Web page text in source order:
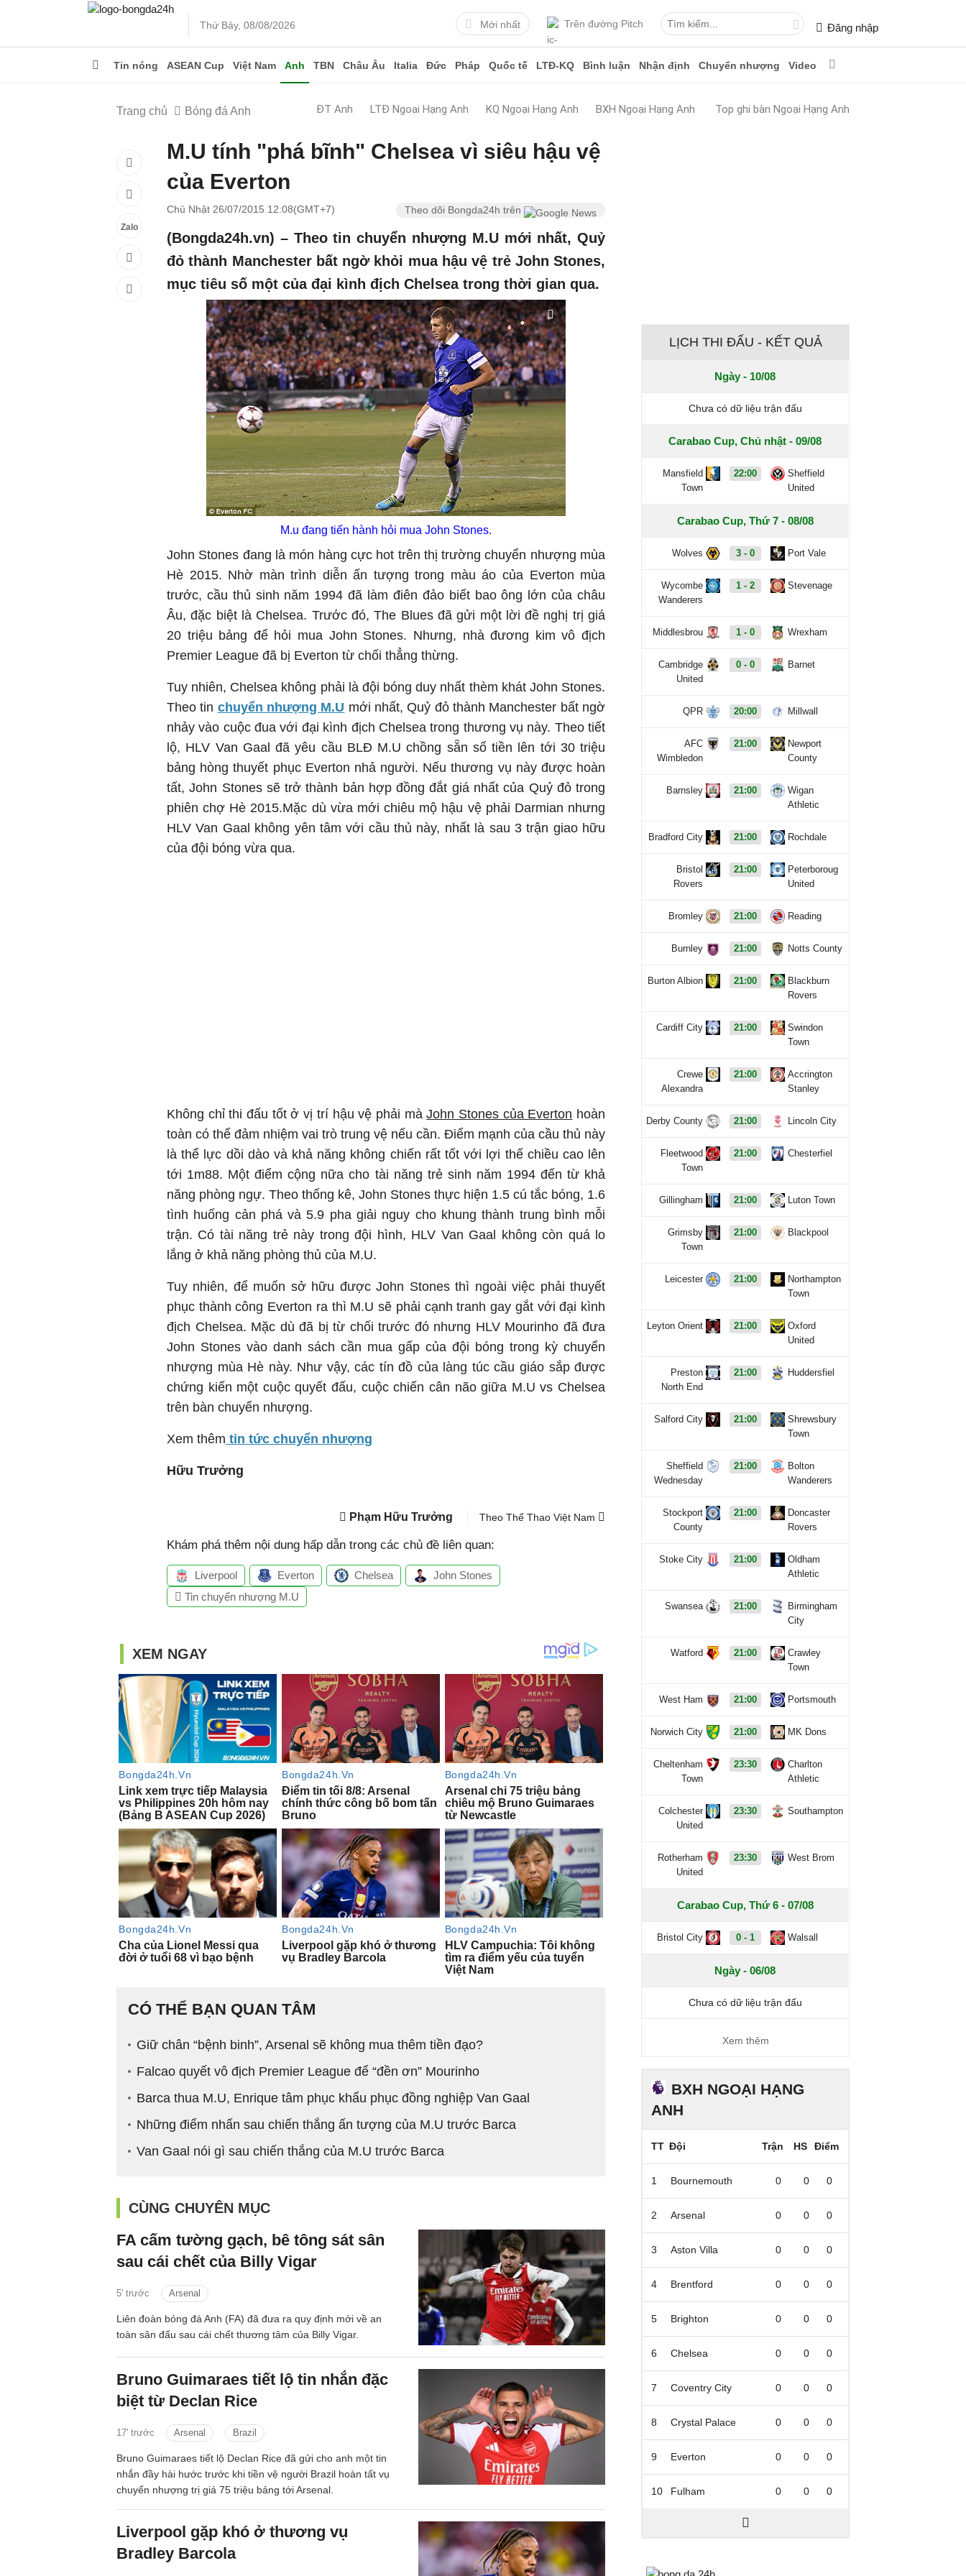
Thứ Bảy, 08/08/2026 Mới nhất Trên đường Pitch Đăng nhập
Tin nóng ASEAN Cup Việt Nam Anh TBN Châu Âu Italia Đức Pháp Quốc tế LTĐ-KQ Bình luận Nhận định Chuyển nhượng Video
Trang chủ Bóng đá Anh ĐT Anh LTĐ Ngoại Hạng Anh KQ Ngoại Hạng Anh BXH Ngoại Hạng Anh Top ghi bàn Ngoại Hạng Anh
Zalo
M.U tính "phá bĩnh" Chelsea vì siêu hậu vệ
của Everton
Chủ Nhật 26/07/2015 12:08(GMT+7) Theo dõi Bongda24h trên
(Bongda24h.vn) – Theo tin chuyển nhượng M.U mới nhất, Quỷ
đỏ thành Manchester bất ngờ khỏi mua hậu vệ trẻ John Stones,
mục tiêu số một của đại kình địch Chelsea trong thời gian qua.
M.u đang tiến hành hỏi mua John Stones.
John Stones đang là món hàng cực hot trên thị trường chuyển nhượng mùa
Hè 2015. Nhờ màn trình diễn ấn tượng trong màu áo của Everton mùa
trước, cầu thủ sinh năm 1994 đã làm điên đảo biết bao ông lớn của châu
Âu, đặc biệt là Chelsea. Trước đó, The Blues đã gửi một lời đề nghị trị giá
20 triệu bảng để hỏi mua John Stones. Nhưng, nhà đương kim vô địch
Premier League đã bị Everton từ chối thẳng thừng.
Tuy nhiên, Chelsea không phải là đội bóng duy nhất thèm khát John Stones.
Theo tin chuyển nhượng M.U mới nhất, Quỷ đỏ thành Manchester bất ngờ
nhảy vào cuộc đua với đại kình địch Chelsea trong thương vụ này. Theo tiết
lộ, HLV Van Gaal đã yêu cầu BLĐ M.U chồng sẵn số tiền lên tới 30 triệu
bảng hòng thuyết phục Everton nhả người. Nếu thương vụ này được hoàn
tất, John Stones sẽ trở thành bản hợp đồng đắt giá nhất của Quỷ đỏ trong
phiên chợ Hè 2015.Mặc dù vừa mới chiêu mộ hậu vệ phải Darmian nhưng
HLV Van Gaal không yên tâm với cầu thủ này, nhất là sau 3 trận giao hữu
của đội bóng vừa qua.
Không chỉ thi đấu tốt ở vị trí hậu vệ phải màJohn Stones của Everton hoàn
toàn có thể đảm nhiệm vai trò trung vệ nếu cần. Điểm mạnh của cầu thủ này
là thể lực dồi dào và khả năng không chiến rất tốt với lợi thế chiều cao lên
tới 1m88. Một điểm cộng nữa cho tài năng trẻ sinh năm 1994 đến từ khả
năng phòng ngự. Theo thống kê, John Stones thực hiện 1.5 cú tắc bóng, 1.6
tình huống cản phá và 5.9 pha giải nguy cho khung thành trung bình mỗi
trận. Có tài năng trẻ này trong đội hình, HLV Van Gaal không còn quá lo
lắng ở khả năng phòng thủ của M.U.
Tuy nhiên, để muốn sở hữu được John Stones thì ngoài việc phải thuyết
phục thành công Everton ra thì M.U sẽ phải cạnh tranh gay gắt với đại kình
địch Chelsea. Mặc dù đã bị từ chối trước đó nhưng HLV Mourinho đã đưa
John Stones vào danh sách cần mua gấp của đội bóng trong kỳ chuyển
nhượng mùa Hè này. Như vậy, các tín đồ của làng túc cầu giáo sắp được
chứng kiến một cuộc quyết đấu, cuộc chiến cân não giữa M.U vs Chelsea
trên bàn chuyển nhượng.
Xem thêm tin tức chuyển nhượng
Hữu Trưởng
Phạm Hữu Trưởng Theo Thể Thao Việt Nam
Khám phá thêm nội dung hấp dẫn trong các chủ đề liên quan:
Liverpool Everton Chelsea
John Stones
Tin chuyển nhượng M.U
CÓ THỂ BẠN QUAN TÂM
Giữ chân “bệnh binh”, Arsenal sẽ không mua thêm tiền đạo?
Falcao quyết vô địch Premier League để “đền ơn” Mourinho
Barca thua M.U, Enrique tâm phục khẩu phục đồng nghiệp Van Gaal
Những điểm nhấn sau chiến thắng ấn tượng của M.U trước Barca
Van Gaal nói gì sau chiến thắng của M.U trước Barca
CÙNG CHUYÊN MỤC
FA cấm tường gạch, bê tông sát sân
sau cái chết của Billy Vigar
5' trước Arsenal
Liên đoàn bóng đá Anh (FA) đã đưa ra quy định mới về an
toàn sân đấu sau cái chết thương tâm của Billy Vigar.
Bruno Guimaraes tiết lộ tin nhắn đặc
biệt từ Declan Rice
17' trước Arsenal Brazil
Bruno Guimaraes tiết lộ Declan Rice đã gửi cho anh một tin
nhắn đầy hài hước trước khi tiền vệ người Brazil hoàn tất vụ
chuyển nhượng trị giá 75 triệu bảng tới Arsenal.
Liverpool gặp khó ở thương vụ
Bradley Barcola
LỊCH THI ĐẤU - KẾT QUẢ
Ngày - 10/08
Chưa có dữ liệu trận đấu
Carabao Cup, Chủ nhật - 09/08
Mansfield
Town
22:00
Sheffield
United
Carabao Cup, Thứ 7 - 08/08
Wolves 3 - 0 Port Vale
Wycombe
Wanderers
1 - 2 Stevenage
Middlesbrou 1 - 0 Wrexham
Cambridge
United
0 - 0 Barnet
QPR 20:00 Millwall
AFC
Wimbledon
21:00
Newport
County
Barnsley 21:00
Wigan
Athletic
Bradford City 21:00 Rochdale
Bristol
Rovers
21:00
Peterboroug
United
Bromley 21:00 Reading
Burnley 21:00 Notts County
Burton Albion 21:00
Blackburn
Rovers
Cardiff City 21:00
Swindon
Town
Crewe
Alexandra
21:00
Accrington
Stanley
Derby County 21:00 Lincoln City
Fleetwood
Town
21:00 Chesterfiel
Gillingham 21:00 Luton Town
Grimsby
Town
21:00 Blackpool
Leicester 21:00
Northampton
Town
Leyton Orient 21:00
Oxford
United
Preston
North End
21:00 Huddersfiel
Salford City 21:00
Shrewsbury
Town
Sheffield
Wednesday
21:00
Bolton
Wanderers
Stockport
County
21:00
Doncaster
Rovers
Stoke City 21:00
Oldham
Athletic
Swansea 21:00
Birmingham
City
Watford 21:00
Crawley
Town
West Ham 21:00 Portsmouth
Norwich City 21:00 MK Dons
Cheltenham
Town
23:30
Charlton
Athletic
Colchester
United
23:30 Southampton
Rotherham
United
23:30 West Brom
Carabao Cup, Thứ 6 - 07/08
Bristol City 0 - 1 Walsall
Ngày - 06/08
Chưa có dữ liệu trận đấu
Xem thêm
BXH NGOẠI HẠNG
ANH
TT Đội Trận HS Điểm
1 Bournemouth 0 0 0
2 Arsenal 0 0 0
3 Aston Villa 0 0 0
4 Brentford 0 0 0
5 Brighton 0 0 0
6 Chelsea 0 0 0
7 Coventry City 0 0 0
8 Crystal Palace 0 0 0
9 Everton 0 0 0
10 Fulham 0 0 0